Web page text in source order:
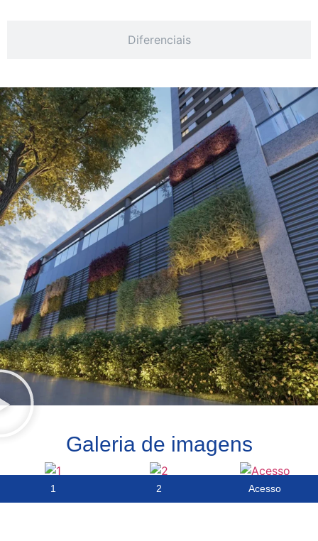
Diferenciais
Galeria de imagens
1 2 Acesso